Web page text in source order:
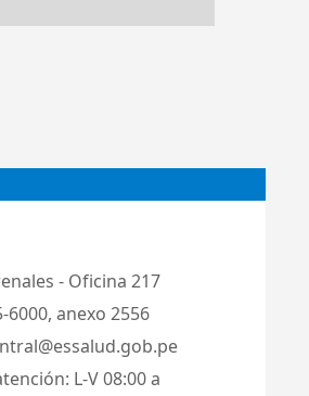
- Oficina 217
6000, anexo 2556
L-V 08:00 a